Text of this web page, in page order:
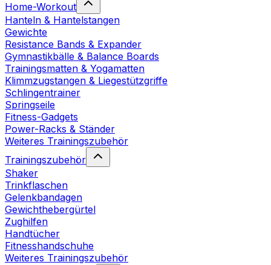
Home-Workout
Hanteln & Hantelstangen
Gewichte
Resistance Bands & Expander
Gymnastikbälle & Balance Boards
Trainingsmatten & Yogamatten
Klimmzugstangen & Liegestützgriffe
Schlingentrainer
Springseile
Fitness-Gadgets
Power-Racks & Ständer
Weiteres Trainingszubehör
Trainingszubehör
Shaker
Trinkflaschen
Gelenkbandagen
Gewichthebergürtel
Zughilfen
Handtücher
Fitnesshandschuhe
Weiteres Trainingszubehör